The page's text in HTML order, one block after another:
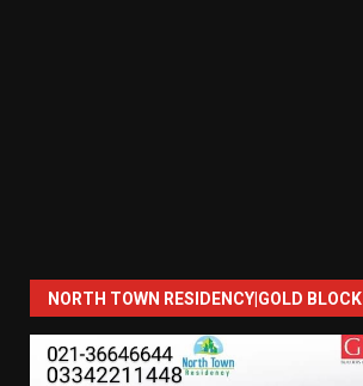
NORTH TOWN RESIDENCY|GOLD BLOCK